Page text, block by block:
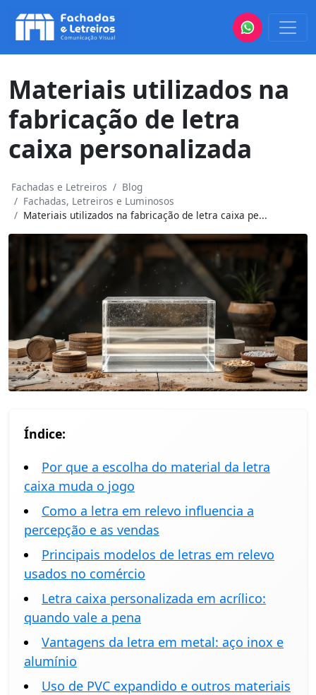
Materiais utilizados na
fabricação de letra
caixa personalizada
Fachadas e Letreiros
Blog
Fachadas, Letreiros e Luminosos
Materiais utilizados na fabricação de letra caixa pe...
Índice:
Por que a escolha do material da letra
caixa muda o jogo
Como a letra em relevo influencia a
percepção e as vendas
Principais modelos de letras em relevo
usados no comércio
Letra caixa personalizada em acrílico:
quando vale a pena
Vantagens da letra em metal: aço inox e
alumínio
Uso de PVC expandido e outros materiais